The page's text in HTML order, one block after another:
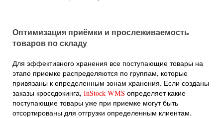
Оптимизация приёмки и прослеживаемость
товаров по складу
Для эффективного хранения все поступающие товары на
этапе приемке распределяются по группам, которые
привязаны к определенным зонам хранения. Если созданы
заказы кроссдокинга, InStock WMS определяет какие
поступающие товары уже при приемке могут быть
отсортированы для отгрузки определенным клиентам.